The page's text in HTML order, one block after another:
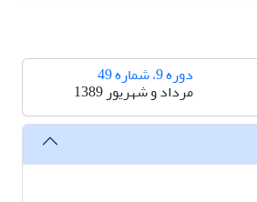
دوره 9، شماره 49
مرداد و شهریور 1389